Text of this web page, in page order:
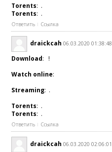
Torents: .
Torents: .
Ответить Ссылка
draickcah 06.03.2020 01:38:48
Download: !
Watch online:
Streaming: .
Torents: .
Torents: .
Ответить Ссылка
draickcah 06.03.2020 02:06:01